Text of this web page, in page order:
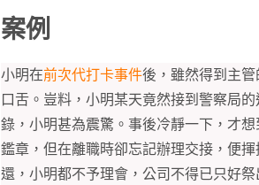
案例
小明在前次代打卡事件後，雖然得到主
口舌。豈料，小明某天竟然接到警察局
錄，小明甚為震驚。事後冷靜一下，才
鑑章，但在離職時卻忘記辦理交接，便
還，小明都不予理會，公司不得已只好